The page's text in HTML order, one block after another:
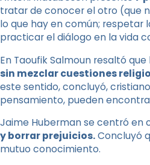
tratar de conocer el otro (que
lo que hay en común; respetar
practicar el diálogo en la vida
En Taoufik Salmoun resaltó
sin mezclar cuestiones
este sentido, concluyó,
pensamiento, pueden
Jaime Huberman se centró en
y borrar prejuicios.Concluyó
mutuo conocimiento.